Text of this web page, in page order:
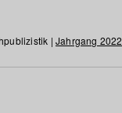
| Jahrgang 2022